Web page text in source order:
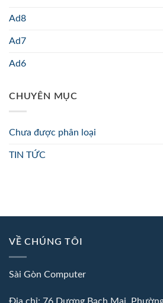
Ad8
Ad7
Ad6
CHUYÊN MỤC
Chưa được phân loại
TIN TỨC
VỀ CHÚNG TÔI
Sài Gòn Computer